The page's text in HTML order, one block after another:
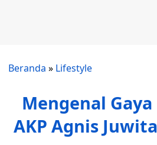
Beranda » Lifestyle
Mengenal
AKP Agnis